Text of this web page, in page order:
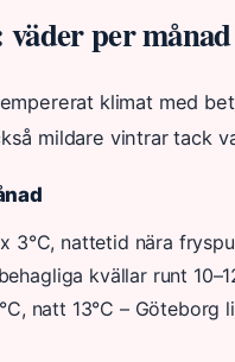
per
klimat med
mildare vintrar tack
3°C, nattetid nära
kvällar runt
natt 13°C –